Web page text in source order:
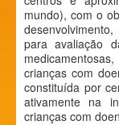
mundo), com o
para avaliação
crianças com
constituída por
ativamente na
crianças com